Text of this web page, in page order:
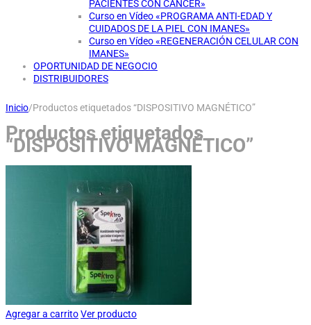
PACIENTES CON CÁNCER»
Curso en Vídeo «PROGRAMA ANTI-EDAD Y
CUIDADOS DE LA PIEL CON IMANES»
Curso en Vídeo «REGENERACIÓN CELULAR CON
IMANES»
OPORTUNIDAD DE NEGOCIO
DISTRIBUIDORES
Inicio/Productos etiquetados “DISPOSITIVO MAGNÉTICO”
Productos etiquetados
“DISPOSITIVO MAGNÉTICO”
Agregar a carritoVer producto